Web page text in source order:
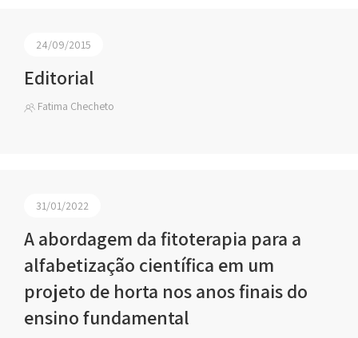
24/09/2015
Editorial
Fatima Checheto
31/01/2022
A abordagem da fitoterapia para a
alfabetização científica em um
projeto de horta nos anos finais do
ensino fundamental